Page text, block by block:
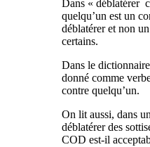
Dans « déblatérer
quelqu’un est un
déblatérer et non
certains.
Dans le
donné comme
contre quelqu’un.
On lit aussi, dans
déblatérer des
COD est-il